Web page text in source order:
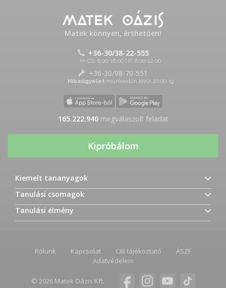
Matek könnyen, érthetően!
+36-30/38-22-555
H-CS: 8:00-16:00 | P: 8:00-12:00
+36-30/98-70-551
Hibaügyelet munkaidőn kívül 20:00-ig
165.222.940megválaszolt feladat
Kipróbálom
Kiemelt tananyagok
Tanulási csomagok
Tanulási élmény
Rólunk Kapcsolat CIB tájékoztató
ÁSZF
Adatvédelem
© 2026 Matek Oázis Kft.